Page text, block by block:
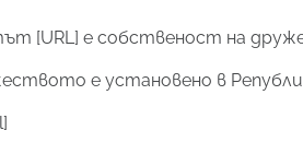
[URL] e собственост на
е установено в